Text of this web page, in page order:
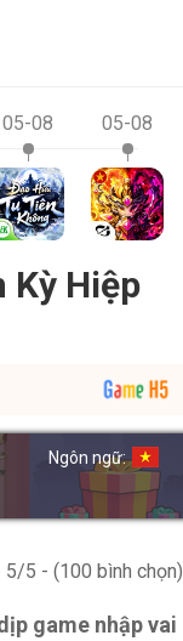
05-08 05-08
Kỳ Hiệp
Ngôn ngữ:
5/5 - (100 bình chọn)
game nhập vai